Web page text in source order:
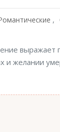
выражает
и желании